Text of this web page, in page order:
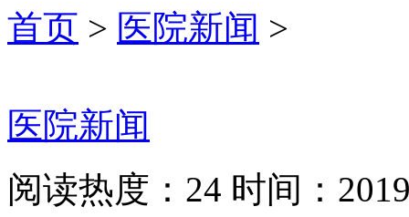
首页 > 医院新闻 >
医院新闻
阅读热度：24 时间：